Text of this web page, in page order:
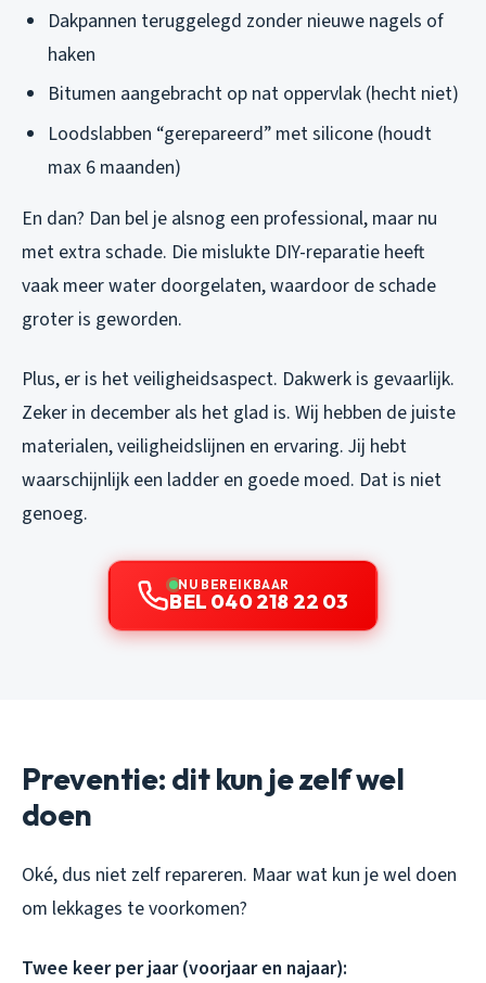
Dakpannen teruggelegd zonder nieuwe nagels of
haken
Bitumen aangebracht op nat oppervlak (hecht niet)
Loodslabben “gerepareerd” met silicone (houdt
max 6 maanden)
En dan? Dan bel je alsnog een professional, maar nu
met extra schade. Die mislukte DIY-reparatie heeft
vaak meer water doorgelaten, waardoor de schade
groter is geworden.
Plus, er is het veiligheidsaspect. Dakwerk is gevaarlijk.
Zeker in december als het glad is. Wij hebben de juiste
materialen, veiligheidslijnen en ervaring. Jij hebt
waarschijnlijk een ladder en goede moed. Dat is niet
genoeg.
NU BEREIKBAAR
BEL 040 218 22 03
Preventie: dit kun je zelf wel
doen
Oké, dus niet zelf repareren. Maar wat kun je wel doen
om lekkages te voorkomen?
Twee keer per jaar (voorjaar en najaar):